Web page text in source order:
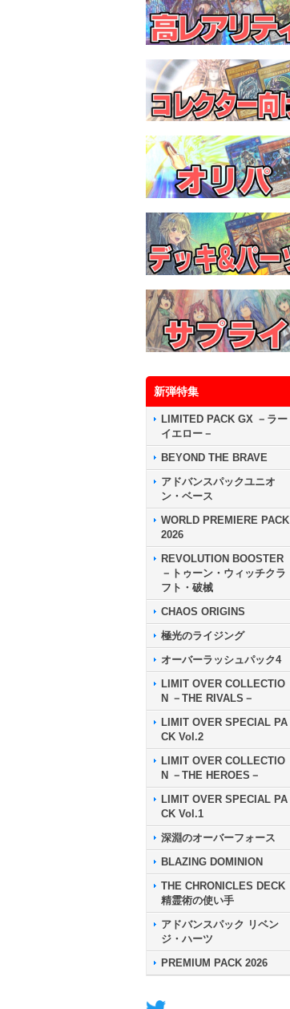
新弾特集
LIMITED PACK GX －ラー
イエロー－
BEYOND THE BRAVE
アドバンスパックユニオ
ン・ベース
WORLD PREMIERE PACK
2026
REVOLUTION BOOSTER
－トゥーン・ウィッチクラ
フト・破械
CHAOS ORIGINS
極光のライジング
オーバーラッシュパック4
LIMIT OVER COLLECTIO
N －THE RIVALS－
LIMIT OVER SPECIAL PA
CK Vol.2
LIMIT OVER COLLECTIO
N －THE HEROES－
LIMIT OVER SPECIAL PA
CK Vol.1
深淵のオーバーフォース
BLAZING DOMINION
THE CHRONICLES DECK
精霊術の使い手
アドバンスパック リベン
ジ・ハーツ
PREMIUM PACK 2026